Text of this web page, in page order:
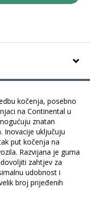
kočenja, posebno
na Continental u
znatan
Inovacije uključuju
put kočenja na
Razvijana je guma
zahtjev za
udobnost i
broj prijeđenih